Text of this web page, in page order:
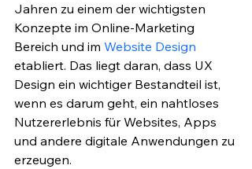
Jahren zu einem der wichtigsten
Konzepte im Online-Marketing
Bereich und im Website Design
etabliert. Das liegt daran, dass UX
Design ein wichtiger Bestandteil ist,
wenn es darum geht, ein nahtloses
Nutzererlebnis für Websites, Apps
und andere digitale Anwendungen zu
erzeugen.